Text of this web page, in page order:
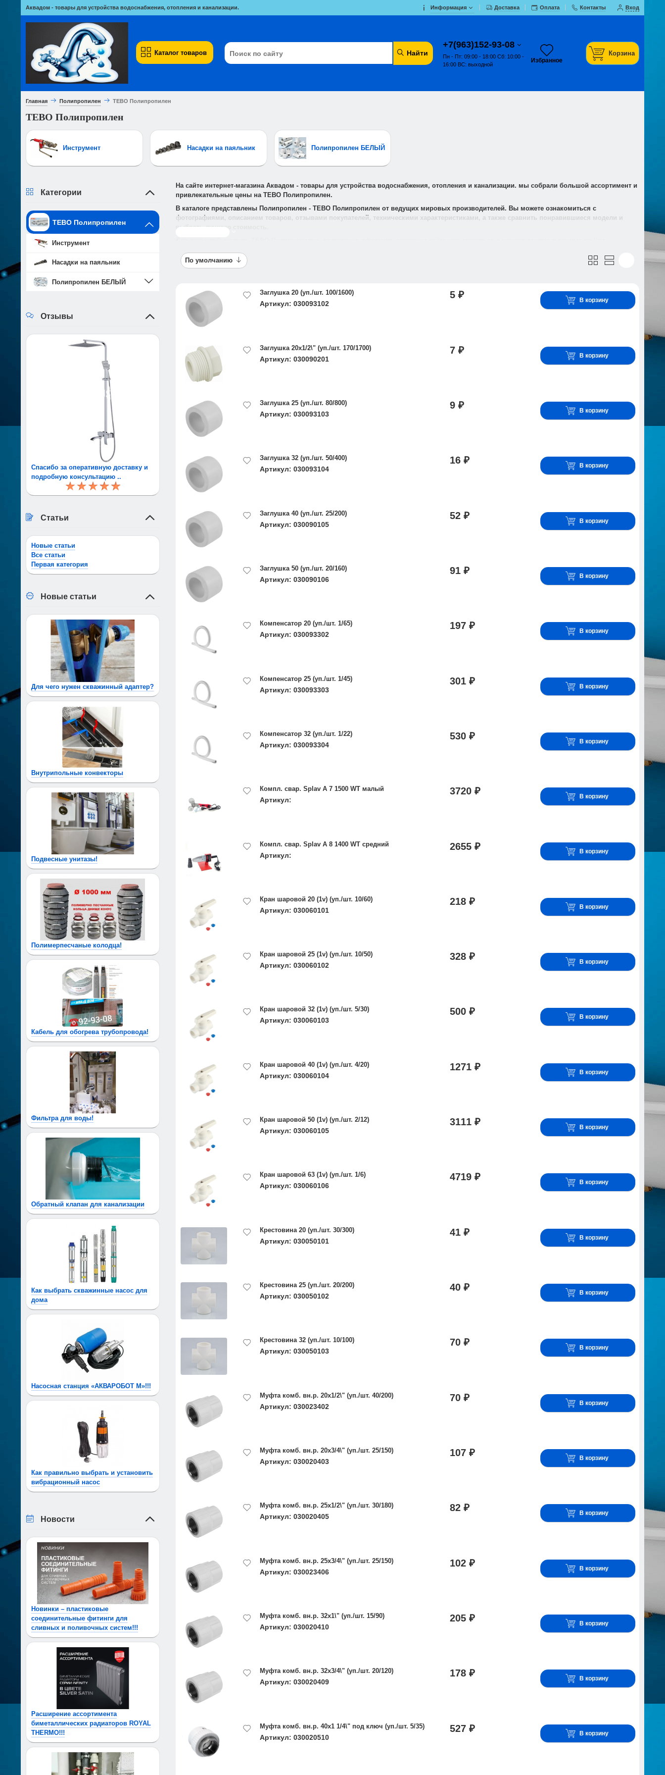
Аквадом - товары для устройства водоснабжения, отопления и канализации. Информация Доставка Оплата Контакты Вход
Каталог товаров Найти
+7(963)152-93-08
Пн - Пт: 09:00 - 18:00 Сб: 10:00 -
16:00 ВС: выходной
Избранное
Корзина
Главная Полипропилен TEBO Полипропилен
TEBO Полипропилен
Инструмент Насадки на паяльник Полипропилен БЕЛЫЙ
На сайте интернет-магазина Аквадом - товары для устройства водоснабжения, отопления и канализации. мы собрали большой ассортимент и
привлекательные цены на TEBO Полипропилен.
В каталоге представлены Полипропилен - TEBO Полипропилен от ведущих мировых производителей. Вы можете ознакомиться с
фотографиями, описанием товаров, отзывами покупателей, техническими характеристиками, а также сравнить понравившиеся модели и
выбрать лучшую стоимость.
Для того чтобы купить TEBO Полипропилен, достаточно оформить заявку на сайте или связаться с консультантом в режиме on-line.
По умолчанию
Заглушка 20 (уп./шт. 100/1600)
Артикул: 030093102
5 ₽ В корзину
Заглушка 20х1/2\" (уп./шт. 170/1700)
Артикул: 030090201
7 ₽ В корзину
Заглушка 25 (уп./шт. 80/800)
Артикул: 030093103
9 ₽ В корзину
Заглушка 32 (уп./шт. 50/400)
Артикул: 030093104
16 ₽ В корзину
Заглушка 40 (уп./шт. 25/200)
Артикул: 030090105
52 ₽ В корзину
Заглушка 50 (уп./шт. 20/160)
Артикул: 030090106
91 ₽ В корзину
Компенсатор 20 (уп./шт. 1/65)
Артикул: 030093302
197 ₽ В корзину
Компенсатор 25 (уп./шт. 1/45)
Артикул: 030093303
301 ₽ В корзину
Компенсатор 32 (уп./шт. 1/22)
Артикул: 030093304
530 ₽ В корзину
Компл. свар. Splav A 7 1500 WT малый
Артикул:
3720 ₽ В корзину
Компл. свар. Splav A 8 1400 WT средний
Артикул:
2655 ₽ В корзину
Кран шаровой 20 (1v) (уп./шт. 10/60)
Артикул: 030060101
218 ₽ В корзину
Кран шаровой 25 (1v) (уп./шт. 10/50)
Артикул: 030060102
328 ₽ В корзину
Кран шаровой 32 (1v) (уп./шт. 5/30)
Артикул: 030060103
500 ₽ В корзину
Кран шаровой 40 (1v) (уп./шт. 4/20)
Артикул: 030060104
1271 ₽ В корзину
Кран шаровой 50 (1v) (уп./шт. 2/12)
Артикул: 030060105
3111 ₽ В корзину
Кран шаровой 63 (1v) (уп./шт. 1/6)
Артикул: 030060106
4719 ₽ В корзину
Крестовина 20 (уп./шт. 30/300)
Артикул: 030050101
41 ₽ В корзину
Крестовина 25 (уп./шт. 20/200)
Артикул: 030050102
40 ₽ В корзину
Крестовина 32 (уп./шт. 10/100)
Артикул: 030050103
70 ₽ В корзину
Муфта комб. вн.р. 20х1/2\" (уп./шт. 40/200)
Артикул: 030023402
70 ₽ В корзину
Муфта комб. вн.р. 20х3/4\" (уп./шт. 25/150)
Артикул: 030020403
107 ₽ В корзину
Муфта комб. вн.р. 25х1/2\" (уп./шт. 30/180)
Артикул: 030020405
82 ₽ В корзину
Муфта комб. вн.р. 25х3/4\" (уп./шт. 25/150)
Артикул: 030023406
102 ₽ В корзину
Муфта комб. вн.р. 32х1\" (уп./шт. 15/90)
Артикул: 030020410
205 ₽ В корзину
Муфта комб. вн.р. 32х3/4\" (уп./шт. 20/120)
Артикул: 030020409
178 ₽ В корзину
Муфта комб. вн.р. 40х1 1/4\" под ключ (уп./шт. 5/35)
Артикул: 030020510
527 ₽ В корзину
Категории
TEBO Полипропилен
Инструмент
Насадки на паяльник
Полипропилен БЕЛЫЙ
Отзывы
Спасибо за оперативную доставку и
подробную консультацию ..
Статьи
Новые статьи
Все статьи
Первая категория
Новые статьи
Для чего нужен скважинный адаптер?
Внутрипольные конвекторы
Подвесные унитазы!
Полимерпесчаные колодца!
Кабель для обогрева трубопровода!
Фильтра для воды!
Обратный клапан для канализации
Как выбрать скважинные насос для
дома
Насосная станция «АКВАРОБОТ М»!!!
Как правильно выбрать и установить
вибрационный насос
Новости
Новинки – пластиковые
соединительные фитинги для
сливных и поливочных систем!!!
Расширение ассортимента
биметаллических радиаторов ROYAL
THERMO!!!